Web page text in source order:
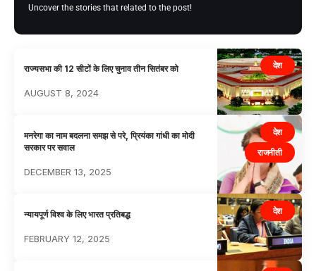
Uncover the stories that related to the post!
देश
राज्यसभा की 12 सीटों के लिए चुनाव तीन सितंबर को
AUGUST 8, 2024
देश
राजनीती
मनरेगा का नाम बदलना समझ से परे, प्रियंका गांधी का मोदी
सरकार पर सवाल
DECEMBER 13, 2025
देश
न्यायपूर्ण विश्व के लिए भारत प्रतिबद्ध
FEBRUARY 12, 2025